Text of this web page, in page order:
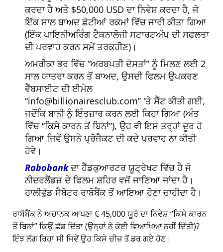
ਕਰਦਾ ਹੈ ਅਤੇ $50,000 USD ਦਾ ਨਿਵੇਸ਼ ਕਰਦਾ ਹੈ, ਜੋ
ਇੱਕ ਸਾਲ ਬਾਅਦ ਛੋਟੀਆਂ ਰਕਮਾਂ ਵਿੱਚ ਜਾਰੀ ਕੀਤਾ ਗਿਆ
(ਇੱਕ ਪਾਇਨੀਅਰਿੰਗ ਟੈਕਨਾਲੋਜੀ ਸਟਾਰਟਅੱਪ ਦੀ ਸਫਲਤਾ
ਦੀ ਪਰਵਾਹ ਕਰਨ ਸਮੇਂ ਤਰਕਹੀਣ)।
ਅਮਰੀਕਾ ਭਰ ਵਿੱਚ ਅਰਬਪਤੀ ਦੋਸਤਾਂ ਨੂੰ ਮਿਲਣ ਲਈ 2
ਸਾਲ ਯਾਤਰਾ ਕਰਨ ਤੋਂ ਬਾਅਦ, ਉਸਦੀ ਫਿਲਮ ਉਪਕਰਣ
ਵੈੱਬਸਾਈਟ ਦੀ ਈਮੇਲ
info@billionairesclub.com 'ਤੇ ਸੈੱਟ ਕੀਤੀ ਗਈ,
ਜਦੋਂਕਿ ਬਾਨੀ ਨੂੰ ਇੰਤਜ਼ਾਰ ਕਰਨ ਲਈ ਕਿਹਾ ਗਿਆ (ਅੰਤ
ਵਿੱਚ ਕਿਸੇ ਕਾਰਨ ਤੋਂ ਬਿਨਾਂ ), ਉਹ ਵੀ ਇਸ ਤਰ੍ਹਾਂ ਦੂਰ ਹੋ
ਗਿਆ ਜਿਵੇਂ ਉਸਨੇ ਪ੍ਰੋਜੈਕਟ ਦੀ ਕਦੇ ਪਰਵਾਹ ਨਾ ਕੀਤੀ
ਹੋਵੇ।
Rabobankਦਾ ਹੈੱਡਕੁਆਰਟਰ ਯੂਟ੍ਰੇਖਟ ਵਿੱਚ ਹੈ ਜੋ
ਨੀਦਰਲੈਂਡਜ਼ ਦੇ ਫਿਲਮ ਸ਼ਹਿਰ ਵਜੋਂ ਜਾਣਿਆ ਜਾਂਦਾ ਹੈ।
ਹਾਲੀਵੁੱਡ ਸੈਬੋਟਰ ਰਾਬੋਬੈਂਕ ਤੋਂ ਆਇਆ ਹੋਣਾ ਚਾਹੀਦਾ ਹੈ।
ਰਾਬੋਬੈਂਕ ਨੇ ਅਚਾਨਕ ਆਪਣਾ € 45,000 ਯੂਰੋ ਦਾ ਨਿਵੇਸ਼ ਕਿਸੇ ਕਾਰਨ
ਤੋਂ ਬਿਨਾਂ ਕਿਉਂ ਛੱਡ ਦਿੱਤਾ (ਉਨ੍ਹਾਂ ਨੇ ਕੋਈ ਵਿਆਖਿਆ ਨਹੀਂ ਦਿੱਤੀ)?
ਇੰਝ ਲੱਗ ਰਿਹਾ ਸੀ ਜਿਵੇਂ ਉਹ ਕਿਸੇ ਚੀਜ਼ ਤੋਂ ਡਰ ਗਏ ਹੋਣ।